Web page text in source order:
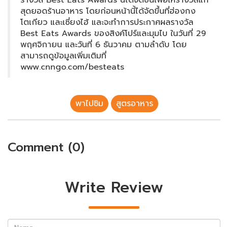
สุดยอดร้านอาหาร โดยก่อนหน้านี้ได้จัดขึ้นที่ฮ่องกง
โตเกียว และเซี่ยงไฮ้ และจะทำการประกาศผลรางวัล
Best Eats Awards ของสิงค์โปร์และมุมไบ ในวันที่ 29
พฤศจิกายน และวันที่ 6 ธันวาคม ตามลำดับ โดย
สามารถดูข้อมูลเพิ่มเติมที่
www.cnngo.com/besteats
พาไปชิม สูตรอาหาร
Comment (0)
Write Review
Name